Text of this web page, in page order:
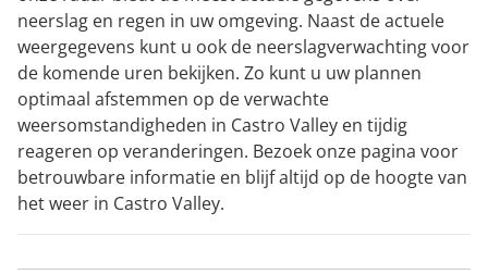
neerslag en regen in uw omgeving. Naast de actuele
weergegevens kunt u ook de neerslagverwachting voor
de komende uren bekijken. Zo kunt u uw plannen
optimaal afstemmen op de verwachte
weersomstandigheden in Castro Valley en tijdig
reageren op veranderingen. Bezoek onze pagina voor
betrouwbare informatie en blijf altijd op de hoogte van
het weer in Castro Valley.